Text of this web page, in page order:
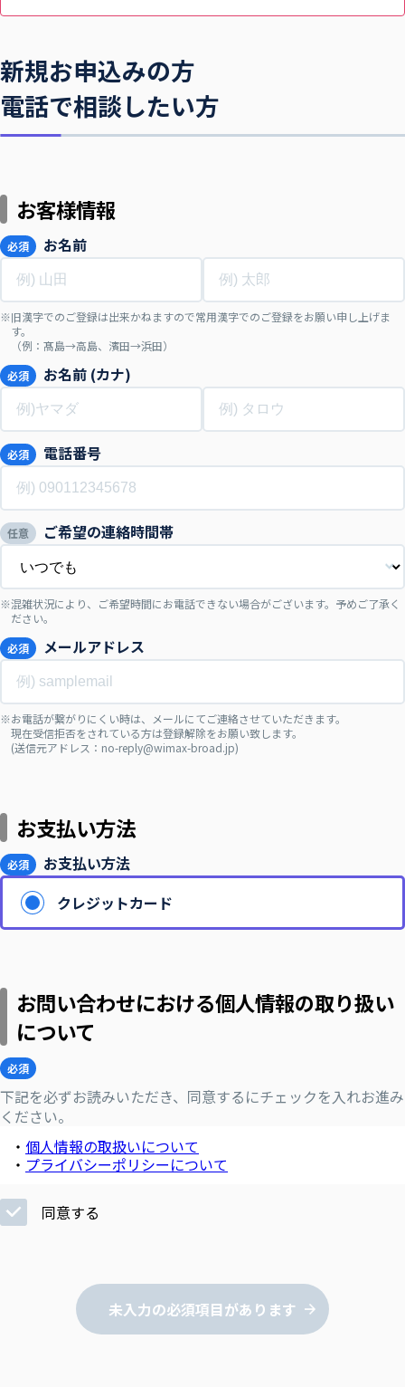
新規お申込みの方
電話で相談したい方
お客様情報
必須 お名前
旧漢字でのご登録は出来かねますので常用漢字でのご登録をお願い申し上げま
す。
（例：髙島→高島、濱田→浜田）
必須
お名前 (カナ)
必須 電話番号
任意 ご希望の連絡時間帯
混雑状況により、ご希望時間にお電話できない場合がございます。予めご了承く
ださい。
必須
メールアドレス
お電話が繋がりにくい時は、メールにてご連絡させていただきます。
現在受信拒否をされている方は登録解除をお願い致します。
(送信元アドレス：no-reply@wimax-broad.jp)
お支払い方法
必須
お支払い方法
クレジットカード
お問い合わせにおける個人情報の取り扱い
について
必須
下記を必ずお読みいただき、同意するにチェックを入れお進み
ください。
・ 個人情報の取扱いについて
・ プライバシーポリシーについて
同意する
未入力の必須項目があります